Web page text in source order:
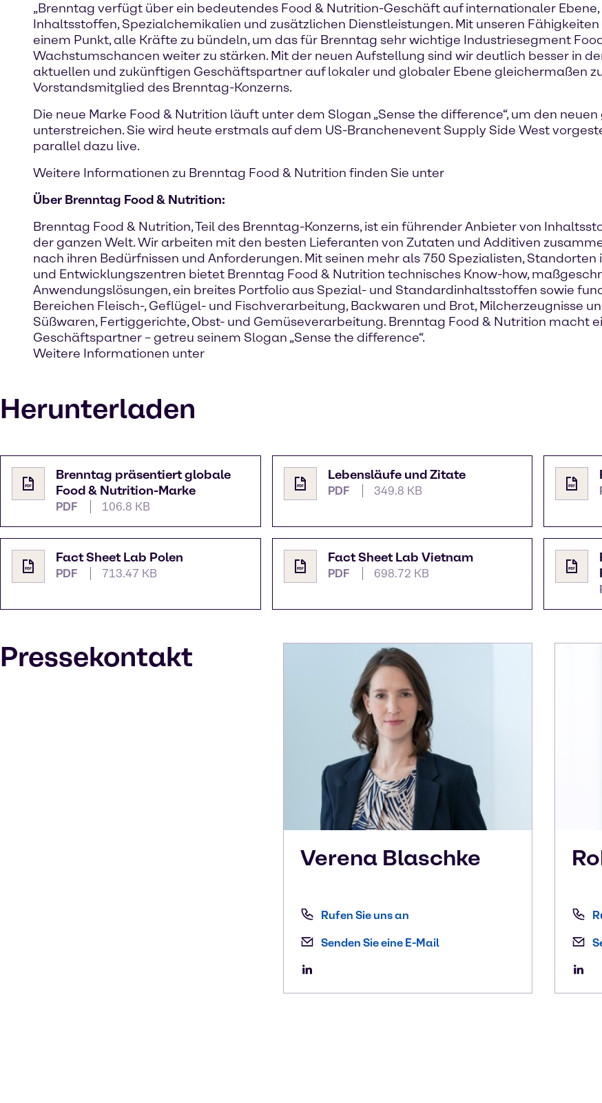
„Brenntag verfügt über ein bedeutendes Food & Nutrition-Geschäft auf internationaler
Inhaltsstoffen, Spezialchemikalien und zusätzlichen Dienstleistungen. Mit unseren
einem Punkt, alle Kräfte zu bündeln, um das für Brenntag sehr wichtige Industriesegment
Wachstumschancen weiter zu stärken. Mit der neuen Aufstellung sind wir deutlich besser in
aktuellen und zukünftigen Geschäftspartner auf lokaler und globaler Ebene gleichermaßen
Vorstandsmitglied des Brenntag-Konzerns.
Die neue Marke Food & Nutrition läuft unter dem Slogan „Sense the difference“, um den
unterstreichen. Sie wird heute erstmals auf dem US-Branchenevent Supply Side West
parallel dazu live.
Weitere Informationen zu Brenntag Food & Nutrition finden Sie unter
Über Brenntag Food & Nutrition:
Brenntag Food & Nutrition, Teil des Brenntag-Konzerns, ist ein führender Anbieter von
der ganzen Welt. Wir arbeiten mit den besten Lieferanten von Zutaten und Additiven
nach ihren Bedürfnissen und Anforderungen. Mit seinen mehr als 750 Spezialisten,
und Entwicklungszentren bietet Brenntag Food & Nutrition technisches Know-how,
Anwendungslösungen, ein breites Portfolio aus Spezial- und Standardinhaltsstoffen sowie
Bereichen Fleisch-, Geflügel- und Fischverarbeitung, Backwaren und Brot, Milcherzeugnisse
Süßwaren, Fertiggerichte, Obst- und Gemüseverarbeitung. Brenntag Food & Nutrition macht
Geschäftspartner – getreu seinem Slogan „Sense the difference“.
Weitere Informationen unter
Herunterladen
Brenntag präsentiert globale
Food & Nutrition-Marke
PDF 106.8 KB
Lebensläufe und Zitate
PDF 349.8 KB
Fact Sheet Lab Polen
PDF 713.47 KB
Fact Sheet Lab Vietnam
PDF 698.72 KB
Pressekontakt
Verena Blaschke
Rufen Sie uns an
Senden Sie eine E-Mail